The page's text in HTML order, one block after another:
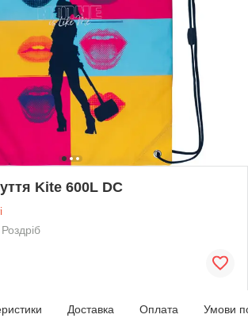
Kite 600L DC
Роздріб
Доставка Оплата Умови